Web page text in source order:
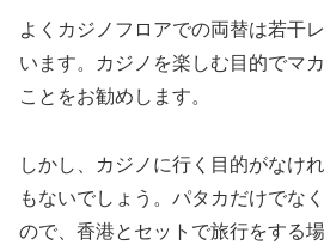
よくカジノフロアでの両替は若干
います。カジノを楽しむ目的でマ
ことをお勧めします。
しかし、カジノに行く目的がなけ
もないでしょう。パタカだけでな
ので、香港とセットで旅行をする